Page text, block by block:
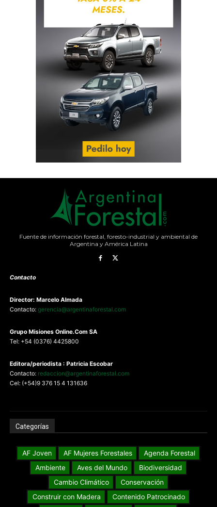
Fuente de información forestal, foresto-industrial y ambiental de
Argentina y América Latina
Contacto
Director: Marcelo Almada
Contacto: gerencia@argentinaforestal.com
Grupo Misiones Online.Com SA
Tel: +54 (0376) 4425800
Editora/periodista : Patricia Escobar
Contacto: redaccion@argentinaforestal.com
Cel: (+54)9 376 15 4 131636
Categorías
AF Joven AF Mujeres Forestales
Agenda Forestal
Ambiente
Aves del Mundo
Biodiversidad
Cambio Climático
Conservación
Construir con Madera
Contenido Patrocinado